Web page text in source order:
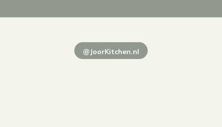
@JoorKitchen.nl